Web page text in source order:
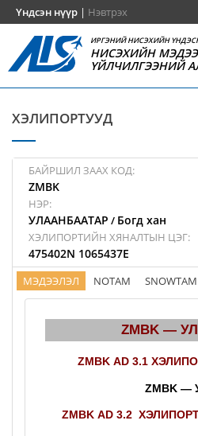
Үндсэн нүүр | Нэвтрэх
ИРГЭНИЙ НИСЭХИЙН
НИСЭХИЙН
ҮЙЛЧИЛГЭЭНИЙ
ХЭЛИПОРТУУД
БАЙРШИЛ ЗААХ КОД:
ZMBK
НЭР:
УЛААНБААТАР / Богд хан
ХЭЛИПОРТИЙН ХЯНАЛТЫН ЦЭГ:
475402N 1065437E
МЭДЭЭЛЭЛ NOTAM SNOWTAM